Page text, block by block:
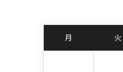
月 火